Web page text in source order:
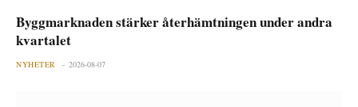
Byggmarknaden stärker återhämtningen under andra
kvartalet
NYHETER 2026-08-07